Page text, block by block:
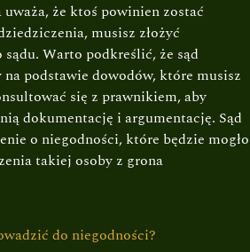
że ktoś powinien zostać
musisz złożyć
Warto podkreślić, że sąd
podstawie dowodów, które musisz
się z prawnikiem, aby
dokumentację i argumentację. Sąd
o niegodności, które będzie mogło
takiej osoby z grona
do niegodności?